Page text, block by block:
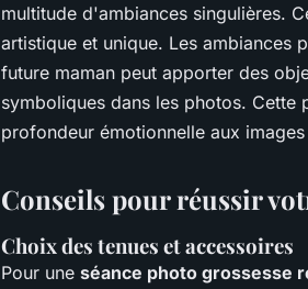
multitude d'ambiances singulières.
artistique et unique. Les ambiances
future maman peut apporter des
symboliques dans les photos. Cette
profondeur émotionnelle aux
Conseils pour réussir
Choix des tenues et accessoires
Pour une séance photo grossesse